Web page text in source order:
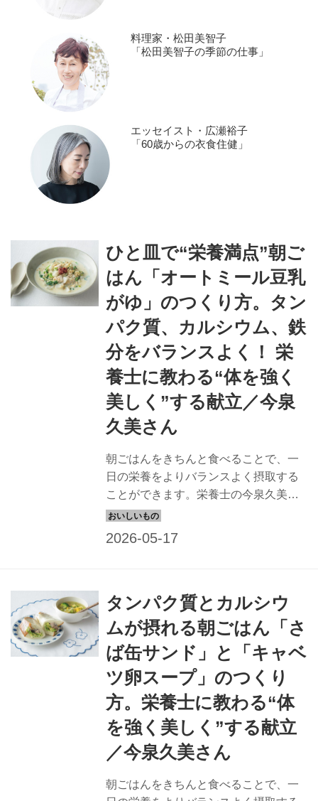
料理家・松田美智子
「松田美智子の季節の仕事」
エッセイスト・広瀬裕子
「60歳からの衣食住健」
ひと皿で“栄養満点”朝ご
はん「オートミール豆乳
がゆ」のつくり方。タン
パク質、カルシウム、鉄
分をバランスよく！ 栄
養士に教わる“体を強く
美しく”する献立／今泉
久美さん
朝ごはんをきちんと食べることで、一
日の栄養をよりバランスよく摂取する
ことができます。栄養士の今泉久美さ
んに、タンパク質、カルシウム、野菜
タンパク質とカルシウ
ムが摂れる朝ごはん「さ
ば缶サンド」と「キャベ
ツ卵スープ」のつくり
方。栄養士に教わる“体
を強く美しく”する献立
／今泉久美さん
朝ごはんをきちんと食べることで、一